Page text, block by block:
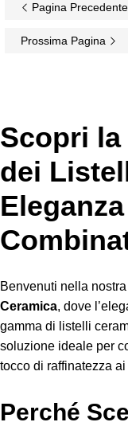
Pagina Precedente
Prossima Pagina
Scopri la
dei
Benvenuti nella
Ceramica, dove
gamma di listelli
soluzione ideale per
tocco di raffinatezza
Perché